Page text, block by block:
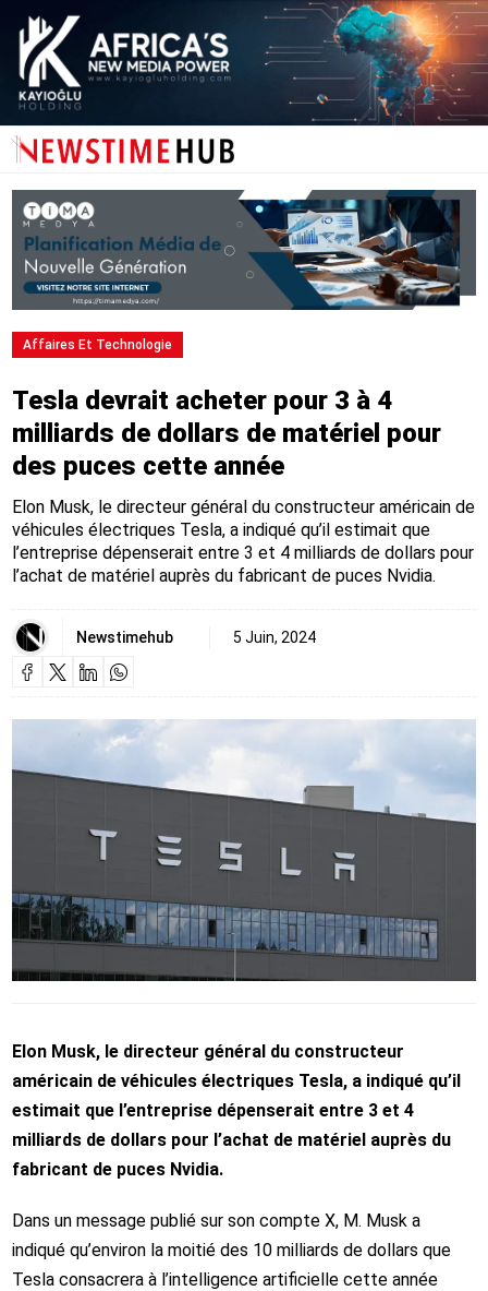
Affaires Et Technologie
Tesla devrait acheter pour 3 à 4
milliards de dollars de matériel pour
des puces cette année
Elon Musk, le directeur général du constructeur américain de
véhicules électriques Tesla, a indiqué qu’il estimait que
l’entreprise dépenserait entre 3 et 4 milliards de dollars pour
l’achat de matériel auprès du fabricant de puces Nvidia.
Newstimehub 5 Juin, 2024
Elon Musk, le directeur général du constructeur
américain de véhicules électriques Tesla, a indiqué qu’il
estimait que l’entreprise dépenserait entre 3 et 4
milliards de dollars pour l’achat de matériel auprès du
fabricant de puces Nvidia.
Dans un message publié sur son compte X, M. Musk a
indiqué qu’environ la moitié des 10 milliards de dollars que
Tesla consacrera à l’intelligence artificielle cette année